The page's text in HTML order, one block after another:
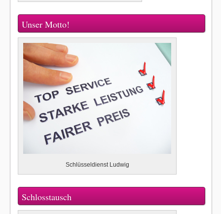
Unser Motto!
Schlüsseldienst Ludwig
Schlosstausch